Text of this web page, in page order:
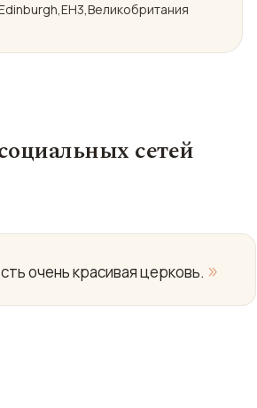
сетей
очень красивая церковь. »